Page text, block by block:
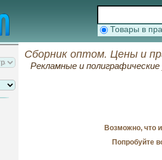
Товары в
Сборник оптом. Цены и
Рекламные и полиграфические
Возможно, что
Попробуйте